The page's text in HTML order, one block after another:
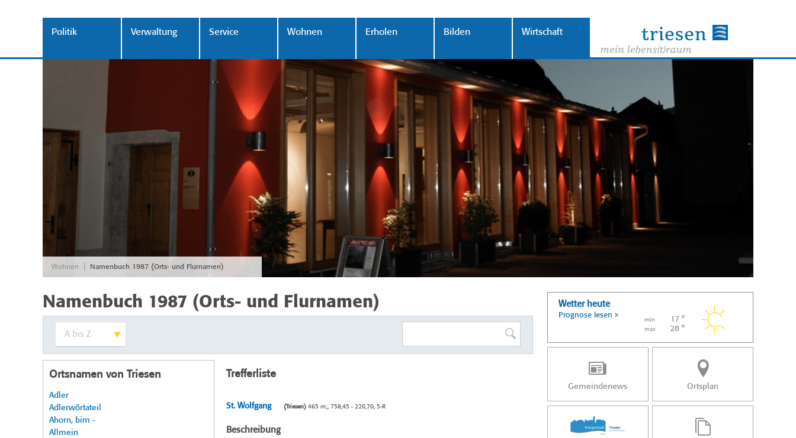
Politik Verwaltung Service Wohnen Erholen Bilden Wirtschaft
Wohnen Namenbuch 1987 (Orts- und Flurnamen)
Namenbuch 1987 (Orts- und Flurnamen)
Ortsnamen von Triesen
Adler
Adlerwörtateil
Ahorn, bim -
Allmein
Trefferliste
St. Wolfgang (Triesen)465 m;, 758,45 - 220,70, 5-R
Beschreibung
Wetter heute
Prognose lesen »
min 17 °
max 28 °
Gemeindenews Ortsplan